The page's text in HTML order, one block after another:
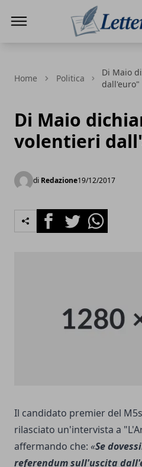
Home Politica
Di Maio
dall'euro"
Di Maio
volentieri
di Redazione19/12/2017
FacebookTwitterWhatsapp
Il candidato premier del M5s
rilasciato un'intervista a
affermando che: «Se
referendum sull'uscita